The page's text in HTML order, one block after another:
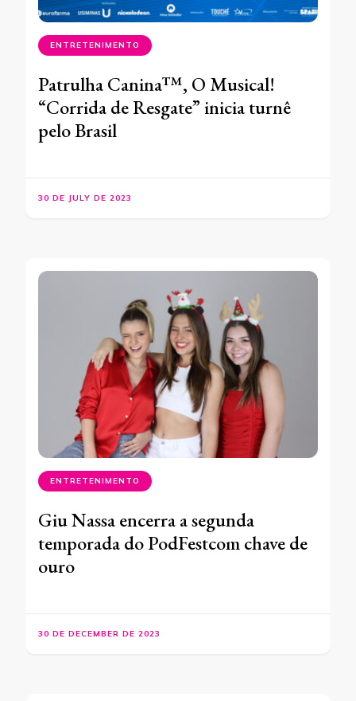
ENTRETENIMENTO
Patrulha Canina™, O Musical!
“Corrida de Resgate” inicia turnê
pelo Brasil
30 DE JULY DE 2023
ENTRETENIMENTO
Giu Nassa encerra a segunda
temporada do PodFestcom chave de
ouro
30 DE DECEMBER DE 2023